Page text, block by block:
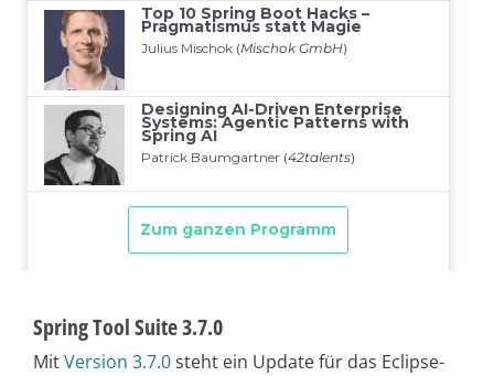
Spring Tool Suite 3.7.0
MitVersion 3.7.0steht ein Update für das Eclipse-